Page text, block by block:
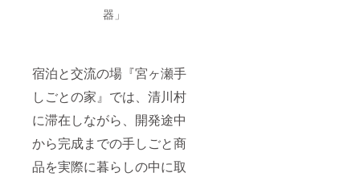
器」
宿泊と交流の場『宮ヶ瀬手
しごとの家』では、清川村
に滞在しながら、開発途中
から完成までの手しごと商
品を実際に暮らしの中に取